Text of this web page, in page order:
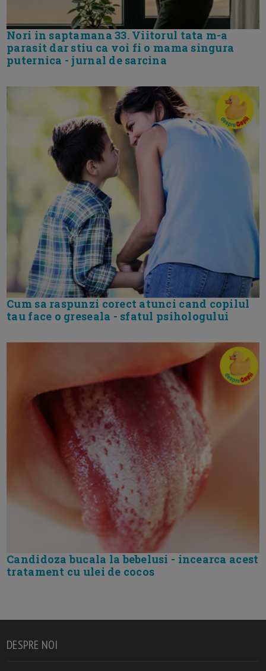
Nori in saptamana 33. Viitorul tata m-a
parasit dar stiu ca voi fi o mama singura
puternica - jurnal de sarcina
Cum sa raspunzi corect atunci cand copilul
tau face o greseala - sfatul psihologului
Candidoza bucala la bebelusi - incearca acest
tratament cu ulei de cocos
DESPRE NOI